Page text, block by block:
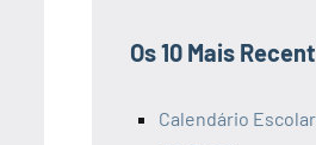
Os 10 Mais
Calendário